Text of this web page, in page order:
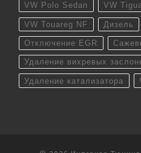
VW Polo Sedan VW
VW Touareg NF Дизель
Отключение EGR
Удаление вихревых
Удаление катализатора